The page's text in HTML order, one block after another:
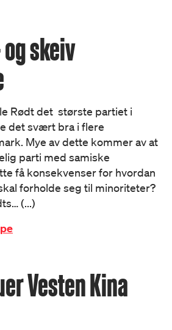
skeiv
Rødt det største partiet i
det svært bra i flere
Mye av dette kommer av at
parti med samiske
få konsekvenser for hvordan
forholde seg til minoriteter?
(...)
Vesten Kina